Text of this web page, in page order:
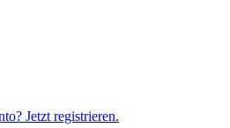
Jetzt registrieren.